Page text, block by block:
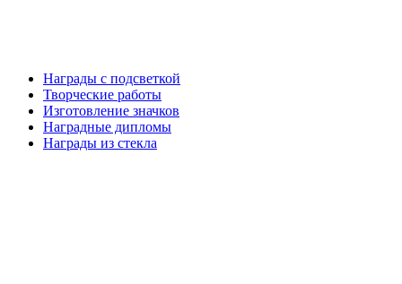
Награды с подсветкой
Творческие работы
Изготовление значков
Наградные дипломы
Награды из стекла